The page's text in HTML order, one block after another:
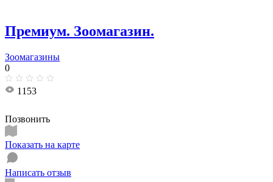
Премиум. Зоомагазин.
Зоомагазины
0
1153
Позвонить
Показать на карте
Написать отзыв